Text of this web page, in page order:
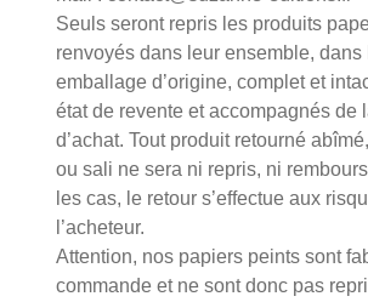
Seuls seront repris les produits
renvoyés dans leur ensemble, dans
emballage d’origine, complet et
état de revente et accompagnés de
d’achat. Tout produit retourné
ou sali ne sera ni repris, ni
les cas, le retour s’effectue aux
l’acheteur.
Attention, nos papiers peints sont
commande et ne sont donc pas